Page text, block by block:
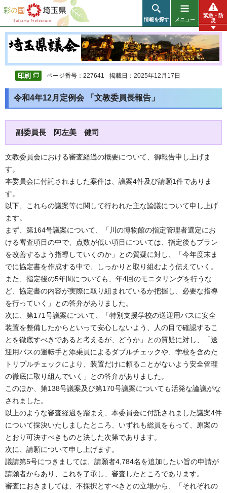
彩の国 埼玉県
情報を探す メニュー
緊急・防
災
ページ番号：227641 掲載日：2025年12月17日
令和4年12月定例会 「文教委員長報告」
副委員長 阿左美 健司
文教委員会における審査経過の概要について、御報告申し上げま
す。
本委員会に付託されました案件は、議案4件及び請願1件でありま
す。
以下、これらの議案等に関して行われた主な論議について申し上げ
ます。
まず、第164号議案について、「川の博物館の指定管理者選定にお
ける審査項目の中で、点数が低い項目については、指定後もプラン
を改善するよう指導していくのか」との質疑に対し、「今年度末ま
でに協定書を作成する中で、しっかりと取り組むよう伝えていく。
また、指定後の5年間についても、年4回のモニタリングを行うな
ど、協定書の内容が実際に取り組まれているか把握し、必要な指導
を行っていく」との答弁がありました。
次に、第171号議案について、「特別支援学校の送迎用バスに安全
装置を整備したからといって安心しないよう、人の目で確認するこ
とを徹底すべきであると考えるが、どうか」との質疑に対し、「送
迎用バスの運転手と添乗員によるダブルチェックや、学校を含めた
トリプルチェックにより、装置だけに頼ることがないよう安全管理
の徹底に取り組んでいく」との答弁がありました。
このほか、第138号議案及び第170号議案についても活発な論議がな
されました。
以上のような審査経過を踏まえ、本委員会に付託されました議案4件
について採決いたしましたところ、いずれも総員をもって、原案の
とおり可決すべきものと決した次第であります。
次に、請願について申し上げます。
議請第5号につきましては、請願者4,784名を追加したい旨の申請が
請願者からあり、これを了承し、審査したところであります。
審査におきましては、不採択とすべきとの立場から、「それぞれの